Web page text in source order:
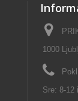
1000
Sre: 8-12